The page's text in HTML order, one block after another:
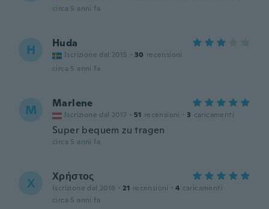
circa 5 anni fa
H Huda
Iscrizione dal 2015 · 30 recensioni
circa 5 anni fa
M Marlene
Iscrizione dal 2017 · 51 recensioni · 3 caricamenti
Super bequem zu tragen
circa 5 anni fa
Χ Χρήστος
Iscrizione dal 2018 · 21 recensioni · 4 caricamenti
circa 5 anni fa